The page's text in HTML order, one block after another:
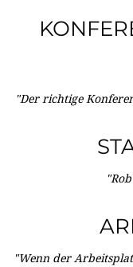
"Der richtige
"Wenn der